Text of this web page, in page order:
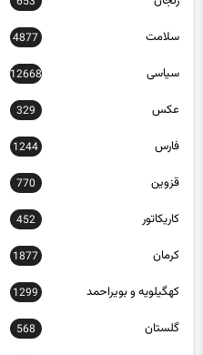
سلامت 4877
سیاسی 12668
عکس 329
فارس 1244
قزوین 770
کاریکاتور 452
کرمان 1877
کهگیلویه و بویراحمد 1299
گلستان 568
لرستان 1161